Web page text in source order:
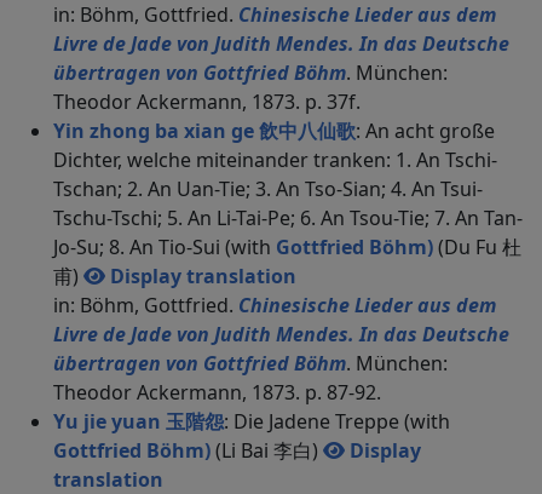
in: Böhm, Gottfried. Chinesische Lieder aus dem
Livre de Jade von Judith Mendes. In das Deutsche
übertragen von Gottfried Böhm. München:
Theodor Ackermann, 1873. p. 37f.
Yin zhong ba xian ge 飲中八仙歌: An acht große
Dichter, welche miteinander tranken: 1. An Tschi-
Tschan; 2. An Uan-Tie; 3. An Tso-Sian; 4. An Tsui-
Tschu-Tschi; 5. An Li-Tai-Pe; 6. An Tsou-Tie; 7. An Tan-
Jo-Su; 8. An Tio-Sui (with Gottfried Böhm)(Du Fu 杜
甫)
Display translation
in: Böhm, Gottfried. Chinesische Lieder aus dem
Livre de Jade von Judith Mendes. In das Deutsche
übertragen von Gottfried Böhm. München:
Theodor Ackermann, 1873. p. 87-92.
Yu jie yuan 玉階怨: Die Jadene Treppe (with
Gottfried Böhm)(Li Bai 李白)
Display
translation